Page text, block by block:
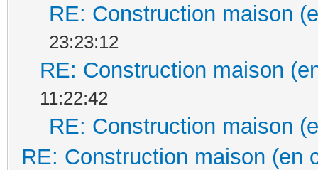
RE: Construction maison
23:23:12
RE: Construction maison
11:22:42
RE: Construction maison
RE: Construction maison (en